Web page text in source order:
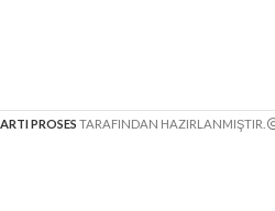
ARTI PROSES TARAFINDAN HAZIRLANMIŞTIR.